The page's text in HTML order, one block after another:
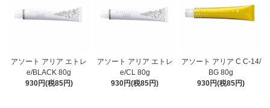
アソート アリア エトレ
e/BLACK 80g
930円(税85円)
アソート アリア エトレ
e/CL 80g
930円(税85円)
アソート アリア C C-14/
BG 80g
930円(税85円)